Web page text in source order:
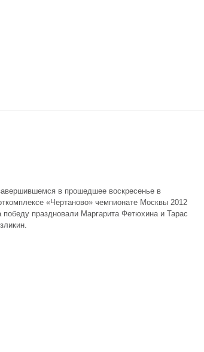
в прошедшее воскресенье в
«Чертаново» чемпионате Москвы 2012
победу праздновали Маргарита Фетюхина и Тарас